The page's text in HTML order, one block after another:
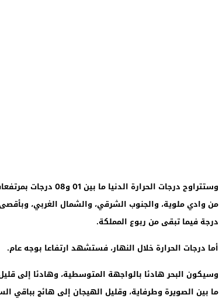
درجة فيما تبقى من ربوع المملكة.
أما درجات الحرارة خلال النهار، فستشهد ارتفاعا بوجه عام.
وسيكون البحر هادئا بالواجهة المتوسطية، وهادئا إلى
ما بين الصويرة وطرفاية، وقليل الهيجان إلى هائج بباقي